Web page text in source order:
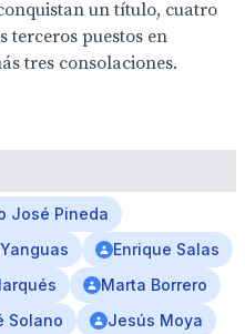
un título, cuatro
terceros puestos en
tres consolaciones.
José Pineda
Enrique Salas
Marta Borrero
Solano
Jesús Moya